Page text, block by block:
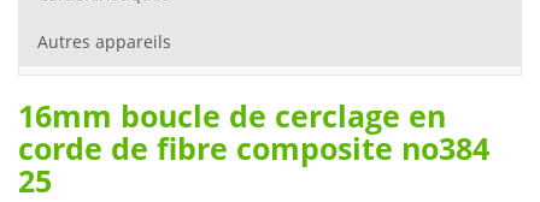
Autres appareils
16mm boucle de cerclage en
corde de fibre composite no384
25